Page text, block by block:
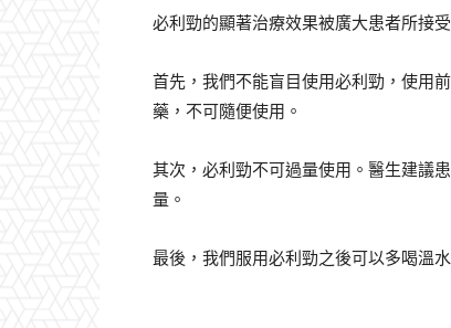
必利勁的顯著治療效果被廣大患者所接
首先，我們不能盲目使用必利勁，使用
藥，不可隨便使用。
其次，必利勁不可過量使用。醫生建議
量。
最後，我們服用必利勁之後可以多喝溫